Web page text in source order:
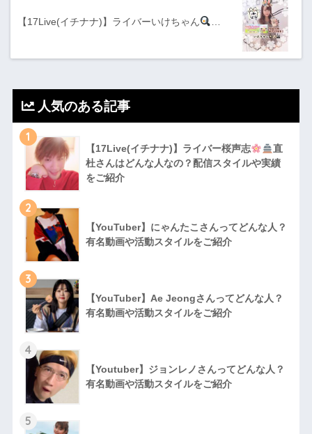
【17Live(イチナナ)】ライバーいけちゃん …
人気のある記事
1
【17Live(イチナナ)】ライバー桜声志
直
杜さんはどんな人なの？配信スタイルや実績
をご紹介
2
【YouTuber】にゃんたこさんってどんな⼈？
有名動画や活動スタイルをご紹介
3
【YouTuber】Ae Jeongさんってどんな⼈？
有名動画や活動スタイルをご紹介
4
【Youtuber】ジョンレノさんってどんな人？
有名動画や活動スタイルをご紹介
5